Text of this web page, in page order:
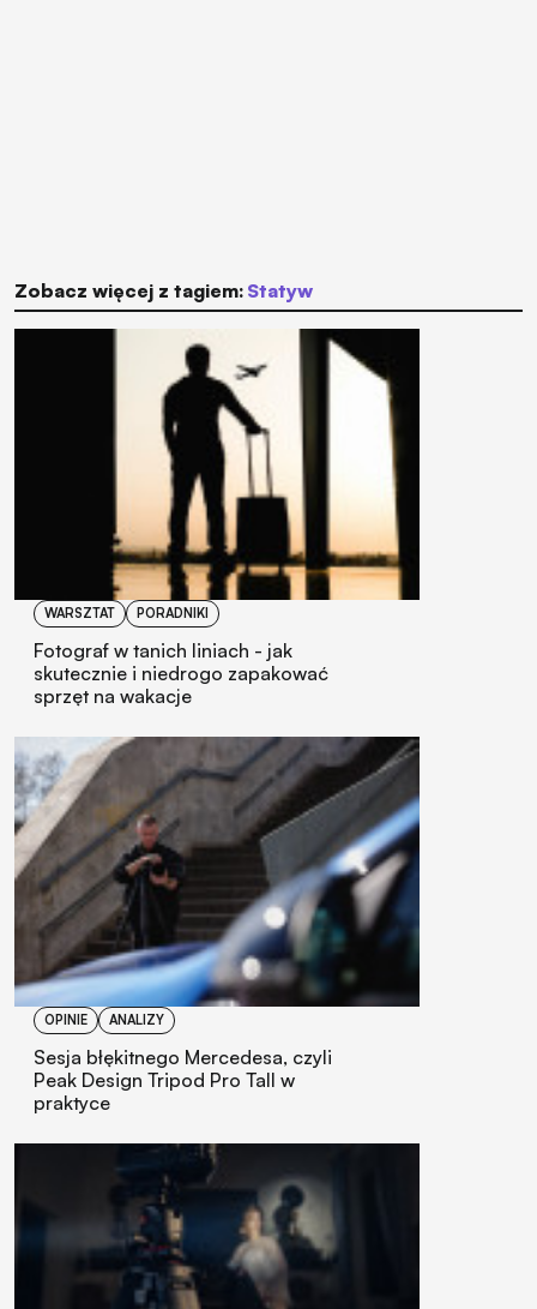
Zobacz więcej z tagiem: statyw
WARSZTAT PORADNIKI
Fotograf w tanich liniach - jak
skutecznie i niedrogo zapakować
sprzęt na wakacje
OPINIE ANALIZY
Sesja błękitnego Mercedesa, czyli
Peak Design Tripod Pro Tall w
praktyce